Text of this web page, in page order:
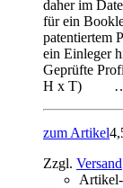
daher im
für ein
patentiertem
ein Einleger
Geprüfte
H x T)
zum Artikel
Zzgl. Versand